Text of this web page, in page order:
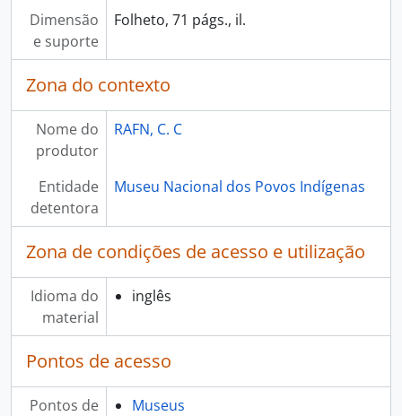
Dimensão
e suporte
Folheto, 71 págs., il.
Zona do contexto
Nome do
produtor
RAFN, C. C
Entidade
detentora
Museu Nacional dos Povos Indígenas
Zona de condições de acesso e utilização
Idioma do
material
inglês
Pontos de acesso
Pontos de
Museus